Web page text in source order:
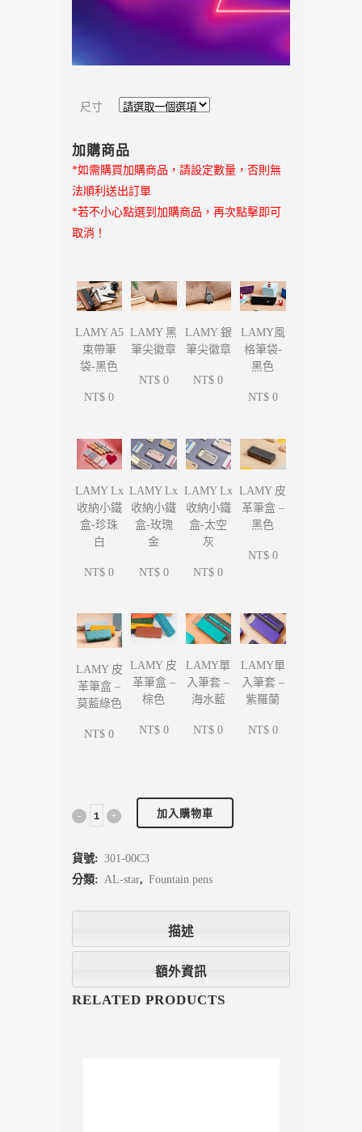
尺寸
加購商品
*如需購買加購商品，請設定數量，否則無
法順利送出訂單
*若不小心點選到加購商品，再次點擊即可
取消！
LAMY A5
束帶筆
袋-黑色
NT$ 0
LAMY 黑
筆尖徽章
NT$ 0
LAMY 銀
筆尖徽章
NT$ 0
LAMY風
格筆袋-
黑色
NT$ 0
LAMY Lx
收納小鐵
盒-珍珠
白
NT$ 0
LAMY Lx
收納小鐵
盒-玫瑰
金
NT$ 0
LAMY Lx
收納小鐵
盒-太空
灰
NT$ 0
LAMY 皮
革筆盒 –
黑色
NT$ 0
LAMY 皮
革筆盒 –
莫藍綠色
NT$ 0
LAMY 皮
革筆盒 –
棕色
NT$ 0
LAMY單
入筆套 –
海水藍
NT$ 0
LAMY單
入筆套 –
紫羅蘭
NT$ 0
加入購物車
貨號: 301-00C3
分類: AL-star, Fountain pens
描述
額外資訊
RELATED PRODUCTS